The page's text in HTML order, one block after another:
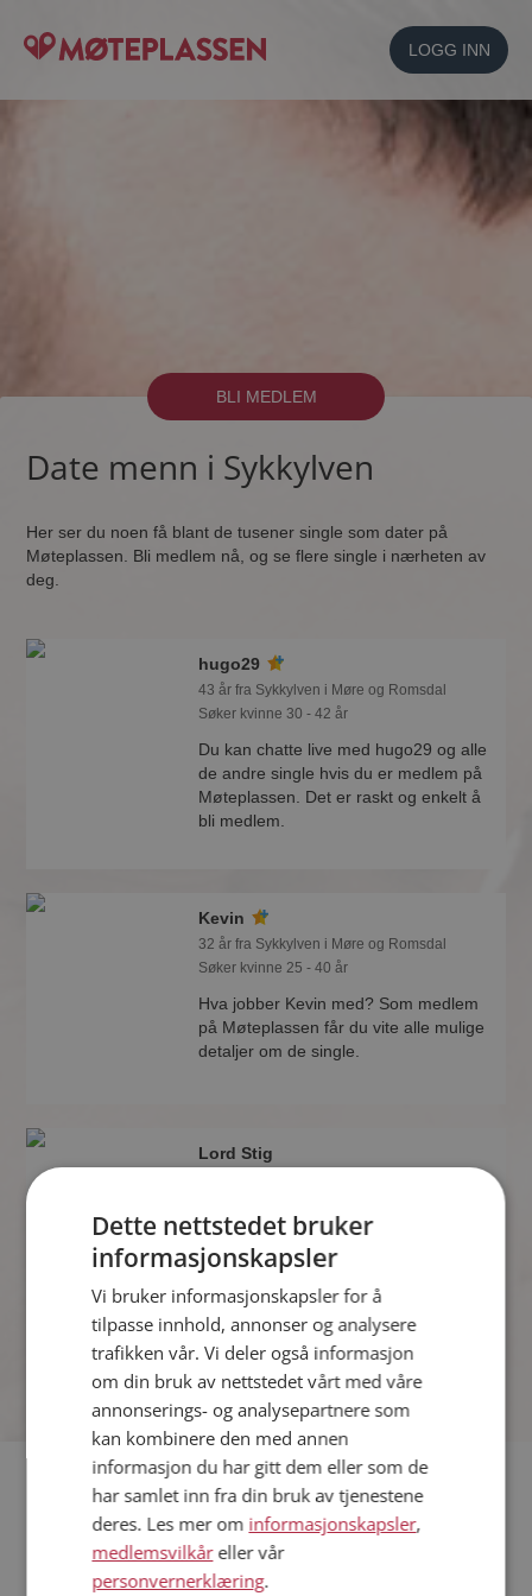
LOGG INN
BLI MEDLEM
Date menn i Sykkylven
Her ser du noen få blant de tusener single som dater på
Møteplassen. Bli medlem nå, og se flere single i nærheten av
deg.
hugo29
43 år fra Sykkylven i Møre og Romsdal
Søker kvinne 30 - 42 år
Du kan chatte live med hugo29 og alle
de andre single hvis du er medlem på
Møteplassen. Det er raskt og enkelt å
bli medlem.
Kevin
32 år fra Sykkylven i Møre og Romsdal
Søker kvinne 25 - 40 år
Hva jobber Kevin med? Som medlem
på Møteplassen får du vite alle mulige
detaljer om de single.
Lord Stig
Som medlem kan du vise deg frem for
Lord Stig og tusener av andre single
på Møteplassen! Ta sjansen og se
hvem som synes du er interessant.
Hvis du søker dating i Sykkylven har du kommet til riktig sted.
På Møteplassen kan du bli medlem og søke blant tusenvis av
datinginteresserte single i Sykkylven
Dette nettstedet bruker
informasjonskapsler
Vi bruker informasjonskapsler for å
tilpasse innhold, annonser og analysere
trafikken vår. Vi deler også informasjon
om din bruk av nettstedet vårt med våre
annonserings- og analysepartnere som
kan kombinere den med annen
informasjon du har gitt dem eller som de
har samlet inn fra din bruk av tjenestene
deres. Les mer om informasjonskapsler,
medlemsvilkåreller vår
personvernerklæring.